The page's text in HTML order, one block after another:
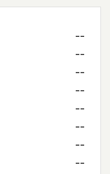
--
--
--
--
--
--
--
--